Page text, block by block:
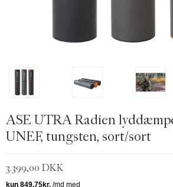
ASE UTRA Radien
UNEF, tungsten, sort/sort
3.399,00 DKK